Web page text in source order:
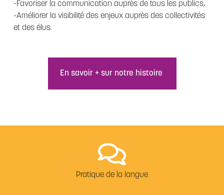
-Favoriser la communication auprès de tous les publics,
-Améliorer la visibilité des enjeux auprès des collectivités
et des élus.
En savoir + sur notre histoire
Pratique de la langue